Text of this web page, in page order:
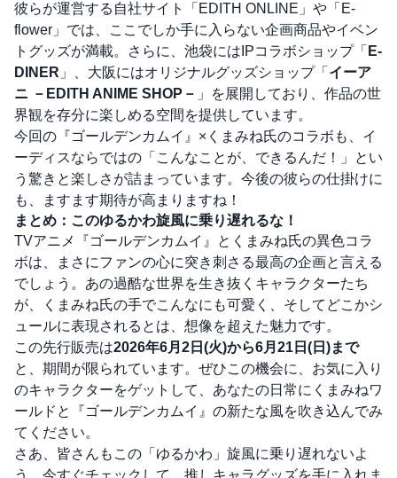
彼らが運営する自社サイト「 EDITH ONLINE 」や「 E-
flower 」では、ここでしか手に入らない企画商品やイベン
トグッズが満載。さらに、池袋にはIPコラボショップ「 E-
DINER 」、大阪にはオリジナルグッズショップ「 イーア
ニ －EDITH ANIME SHOP－ 」を展開しており、作品の世
界観を存分に楽しめる空間を提供しています。
今回の『ゴールデンカムイ』×くまみね氏のコラボも、イ
ーディスならではの「こんなことが、できるんだ！」とい
う驚きと楽しさが詰まっています。今後の彼らの仕掛けに
も、ますます期待が高まりますね！
まとめ：このゆるかわ旋風に乗り遅れるな！
TVアニメ『ゴールデンカムイ』とくまみね氏の異色コラ
ボは、まさにファンの心に突き刺さる最高の企画と言える
でしょう。あの過酷な世界を生き抜くキャラクターたち
が、くまみね氏の手でこんなにも可愛く、そしてどこかシ
ュールに表現されるとは、想像を超えた魅力です。
この先行販売は2026年6月2日(火)から6月21日(日)まで
と、期間が限られています。ぜひこの機会に、お気に入り
のキャラクターをゲットして、あなたの日常にくまみねワ
ールドと『ゴールデンカムイ』の新たな風を吹き込んでみ
てください。
さあ、皆さんもこの「ゆるかわ」旋風に乗り遅れないよ